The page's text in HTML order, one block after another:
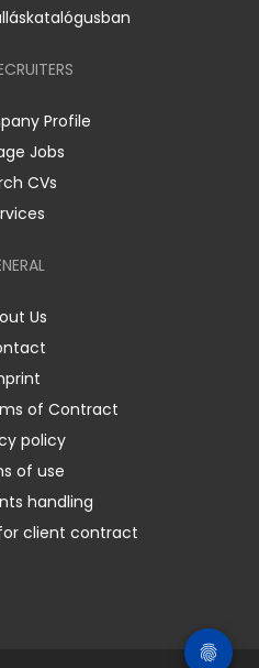
Profile
Jobs
CVs
Us
of Contract
policy
of use
handling
client contract